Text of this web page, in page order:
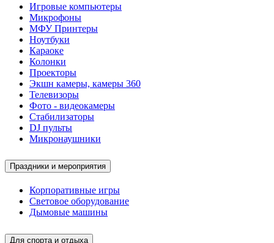
Игровые компьютеры
Микрофоны
МФУ Принтеры
Ноутбуки
Караоке
Колонки
Проекторы
Экшн камеры, камеры 360
Телевизоры
Фото - видеокамеры
Стабилизаторы
DJ пульты
Микронаушники
Праздники и мероприятия
Корпоративные игры
Световое оборудование
Дымовые машины
Для спорта и отдыха